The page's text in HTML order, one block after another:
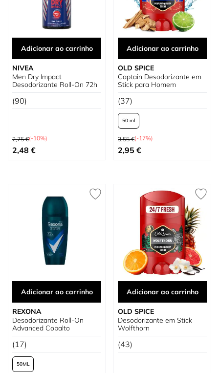
Adicionar ao carrinho
NIVEA
Men Dry Impact
Desodorizante Roll-On 72h
(90)
Preço Normal
2,75 €(-10%)
Preço Especial
2,48 €
Adicionar ao carrinho
OLD SPICE
Captain Desodorizante em
Stick para Homem
(37)
50 ml
Preço Normal
3,55 €(-17%)
Tão baixo quanto
2,95 €
Adicionar ao carrinho
REXONA
Desodorizante Roll-On
Advanced Cobalto
(17)
50
Adicionar ao carrinho
OLD SPICE
Desodorizante em Stick
Wolfthorn
(43)